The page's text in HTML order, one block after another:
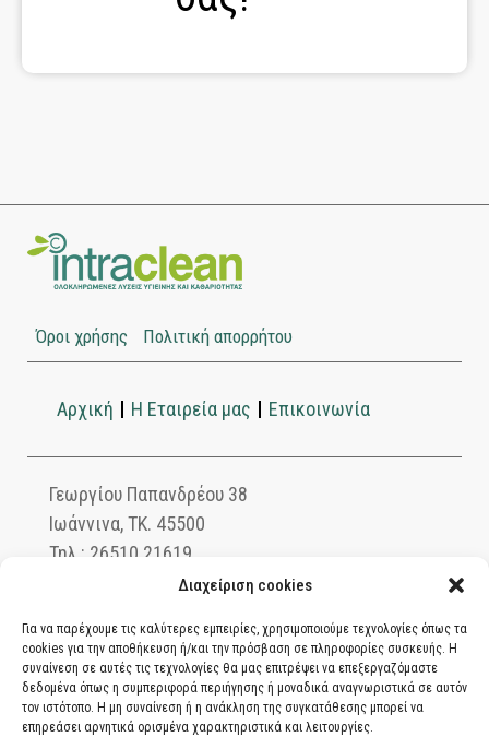
Διαχείριση cookies
Για να παρέχουμε τις καλύτερες εμπειρίες, χρησιμοποιούμε τεχνολογίες όπως τα
cookies για την αποθήκευση ή/και την πρόσβαση σε πληροφορίες συσκευής. Η
συναίνεση σε αυτές τις τεχνολογίες θα μας επιτρέψει να επεξεργαζόμαστε
δεδομένα όπως η συμπεριφορά περιήγησης ή μοναδικά αναγνωριστικά σε αυτόν
τον ιστότοπο. Η μη συναίνεση ή η ανάκληση της συγκατάθεσης μπορεί να
επηρεάσει αρνητικά ορισμένα χαρακτηριστικά και λειτουργίες.
Όροι χρήσης Πολιτική απορρήτου
Αρχική Η Εταιρεία μας Επικοινωνία
Γεωργίου Παπανδρέου 38
Ιωάννινα, ΤΚ. 45500
Τηλ.: 26510 21619
info@intraclean.gr
Ασφαλείς συναλλαγές μέσω PayPal. Πληρώστε
με χρεωστική ή πιστωτική κάρτα, αντικαταβολή
ή κατάθεση σε τραπεζικό λογαριασμό